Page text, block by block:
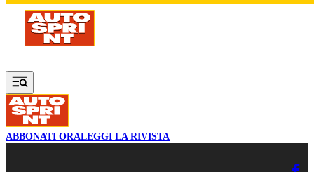
Vai al contenuto principale
ABBONATI ORALEGGI LA RIVISTA